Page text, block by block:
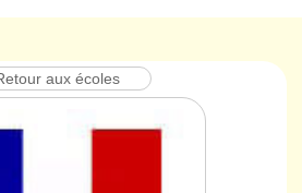
aux écoles